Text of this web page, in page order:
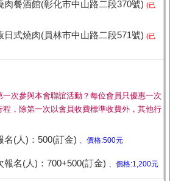
肉餐酒館(彰化市中山路二段370號) (已
日式燒肉(員林市中山路二段571號) (已
次參與本會聯誼活動？每位會員只優惠一次
，除第一次以會員收費標準收費外，其他行
名(人)：500(訂金) 、價格:500元
報名(人)：700+500(訂金) 、價格:1,200元